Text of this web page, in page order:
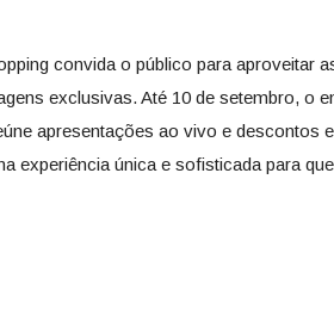
convida o público para aproveitar
exclusivas. Até 10 de setembro, o
apresentações ao vivo e descontos
experiência única e sofisticada para